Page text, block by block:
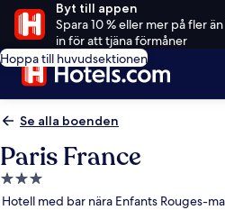
Byt till appen
Spara 10 % eller mer på fler
in för att tjäna förmåner
Hoppa till huvudsektionen
Se alla boenden
Paris France
3.0-
stjärnigt
Hotell med bar nära Enfants Rouges-